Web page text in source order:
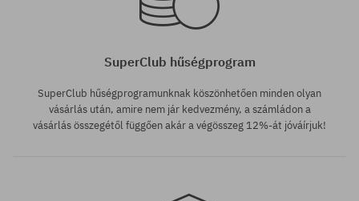
SuperClub hűségprogram
SuperClub hűségprogramunknak köszönhetően minden olyan
vásárlás után, amire nem jár kedvezmény, a számládon a
vásárlás összegétől függően akár a végösszeg 12%-át jóváírjuk!